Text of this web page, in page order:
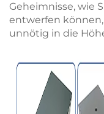
Geheimnisse, wie
entwerfen
unnötig in die